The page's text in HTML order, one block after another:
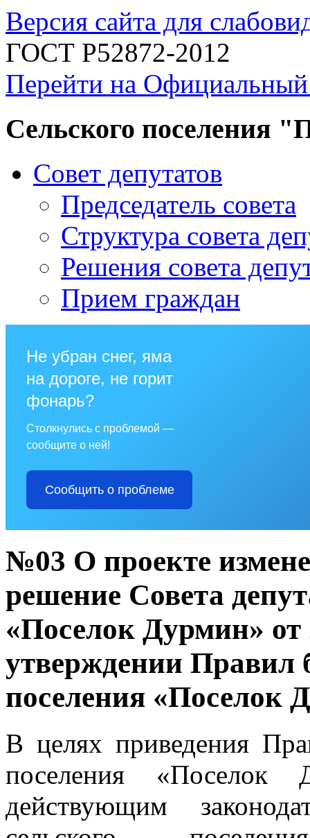
Версия сайта для
ГОСТ Р52872-2012
Перейти на
Сельского поселения
Совет депутатов
Председатель совета
Структура совета
Решения совета
Прием граждан
Не убран снег, яма
на дороге, не горит
фонарь?
Столкнулись с проблемой —
сообщите о ней!
Сообщить о проблеме
№03 О проекте
решение Совета
«Поселок Дурмин»
утверждении Правил
поселения «Поселок
В целях приведения
поселения «Поселок
действующим